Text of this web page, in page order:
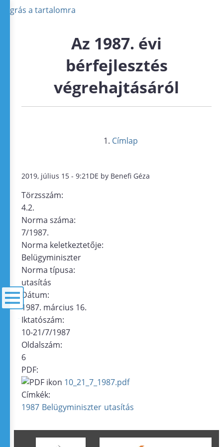
Ugrás a tartalomra
Az 1987. évi
bérfejlesztés
végrehajtásáról
Címlap
2019, július 15 - 9:21DE by Benefi Géza
Törzsszám:
4.2.
Norma száma:
7/1987.
Norma keletkeztetője:
Belügyminiszter
Norma típusa:
utasítás
Dátum:
1987. március 16.
Iktatószám:
10-21/7/1987
Oldalszám:
6
PDF:
10_21_7_1987.pdf
Címkék:
1987 Belügyminiszter utasítás